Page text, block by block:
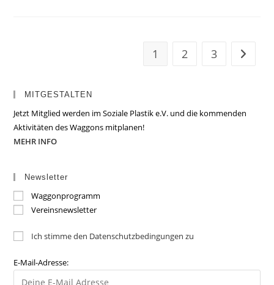
1 2 3 Zur
MITGESTALTEN
Jetzt Mitglied werden im Soziale Plastik e.V. und die kommenden
Aktivitäten des Waggons mitplanen!
MEHR INFO
Newsletter
Waggonprogramm
Vereinsnewsletter
Ich stimme den Datenschutzbedingungen zu
E-Mail-Adresse: